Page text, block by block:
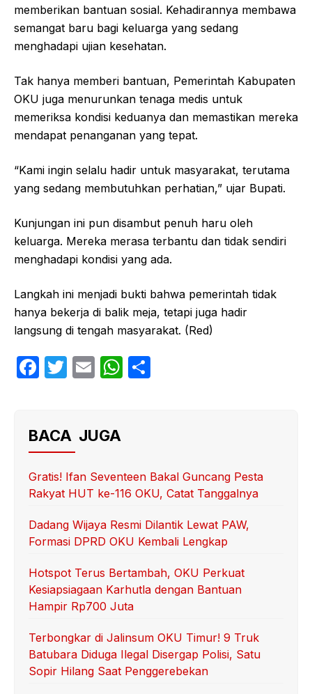
memberikan bantuan sosial. Kehadirannya membawa
semangat baru bagi keluarga yang sedang
menghadapi ujian kesehatan.
Tak hanya memberi bantuan, Pemerintah Kabupaten
OKU juga menurunkan tenaga medis untuk
memeriksa kondisi keduanya dan memastikan mereka
mendapat penanganan yang tepat.
“Kami ingin selalu hadir untuk masyarakat, terutama
yang sedang membutuhkan perhatian,” ujar Bupati.
Kunjungan ini pun disambut penuh haru oleh
keluarga. Mereka merasa terbantu dan tidak sendiri
menghadapi kondisi yang ada.
Langkah ini menjadi bukti bahwa pemerintah tidak
hanya bekerja di balik meja, tetapi juga hadir
langsung di tengah masyarakat. (Red)
F
e
b
o
o
k
T
er
E
W
p
p
BACA JUGA
Gratis! Ifan Seventeen Bakal Guncang Pesta
Rakyat HUT ke-116 OKU, Catat Tanggalnya
Dadang Wijaya Resmi Dilantik Lewat PAW,
Formasi DPRD OKU Kembali Lengkap
Hotspot Terus Bertambah, OKU Perkuat
Kesiapsiagaan Karhutla dengan Bantuan
Hampir Rp700 Juta
Terbongkar di Jalinsum OKU Timur! 9 Truk
Batubara Diduga Ilegal Disergap Polisi, Satu
Sopir Hilang Saat Penggerebekan